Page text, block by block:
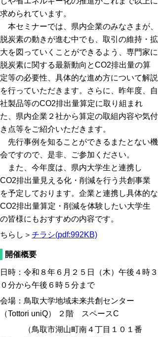
求められています。
本セミナーでは、県内企業のみなさまが、
脱炭素の動きが進む中でも、取引の維持・拡
大を図っていくことができるよう、専門家に
脱炭素に関する最新動向とCO2排出量の算
定等の必要性、具体的な進め方について解説
を行っていただきます。さらに、昨年度、自
社製品等のCO2排出量算定に取り組まれ
た、県内企業２社から算定の取組内容や気付
き点等をご紹介いただきます。
先行事例を知ることができるまたとない機
会ですので、是非、ご参加ください。
また、今年度は、県内大学生と連携し
CO2排出量見える化・削減を行う共創事業
を予定しております。企業と連携し具体的な
CO2排出量算定・削減を体験したい大学生
の皆様にもおすすめの内容です。
ちらし＞ チラシ(pdf:992KB)
開催概要
日時：令和８年６月２５日（木）午後４時３
０分から午後６時５分まで
会場：鳥取大学地域未来共創センター
（Tottori uniQ） ２階 スペースC
（鳥取市湖山町南４丁目１０１番